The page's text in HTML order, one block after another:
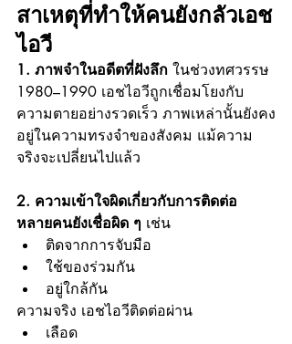
สาเหตุที่ทำให้คนยังกลัวเอช
ไอวี
1. ภาพจำในอดีตที่ฝังลึก ในช่วงทศวรรษ
1980–1990 เอชไอวีถูกเชื่อมโยงกับ
ความตายอย่างรวดเร็ว ภาพเหล่านั้นยังคง
อยู่ในความทรงจำของสังคม แม้ความ
จริงจะเปลี่ยนไปแล้ว
2. ความเข้าใจผิดเกี่ยวกับการติดต่อ
หลายคนยังเชื่อผิด ๆ เช่น
ติดจากการจับมือ
ใช้ของร่วมกัน
อยู่ใกล้กัน
ความจริง เอชไอวีติดต่อผ่าน
เลือด